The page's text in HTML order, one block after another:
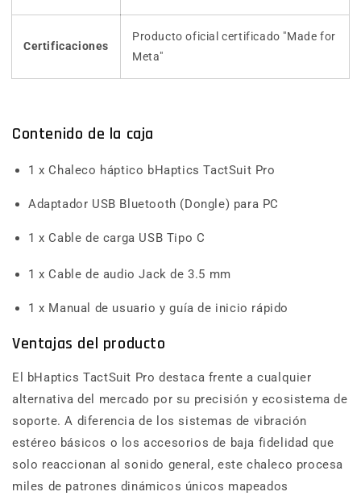
Certificaciones
Producto oficial certificado "Made for
Meta"
Contenido de la caja
1 x Chaleco háptico bHaptics TactSuit Pro
Adaptador USB Bluetooth (Dongle) para PC
1 x Cable de carga USB Tipo C
1 x Cable de audio Jack de 3.5 mm
1 x Manual de usuario y guía de inicio rápido
Ventajas del producto
El bHaptics TactSuit Pro destaca frente a cualquier
alternativa del mercado por su precisión y ecosistema de
soporte. A diferencia de los sistemas de vibración
estéreo básicos o los accesorios de baja fidelidad que
solo reaccionan al sonido general, este chaleco procesa
miles de patrones dinámicos únicos mapeados